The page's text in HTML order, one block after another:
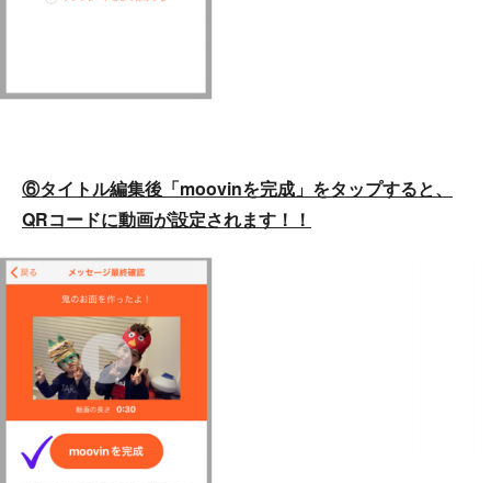
⑥タイトル編集後「moovinを完成」をタップすると、
QRコードに動画が設定されます！！